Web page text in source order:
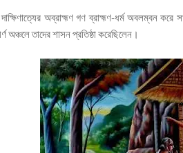
অব্রাহ্মণ গণ ব্রাহ্মণ-ধর্ম অবলম্বন করে
অঞ্চলে তাদের শাসন প্রতিষ্ঠা করেছিলেন।